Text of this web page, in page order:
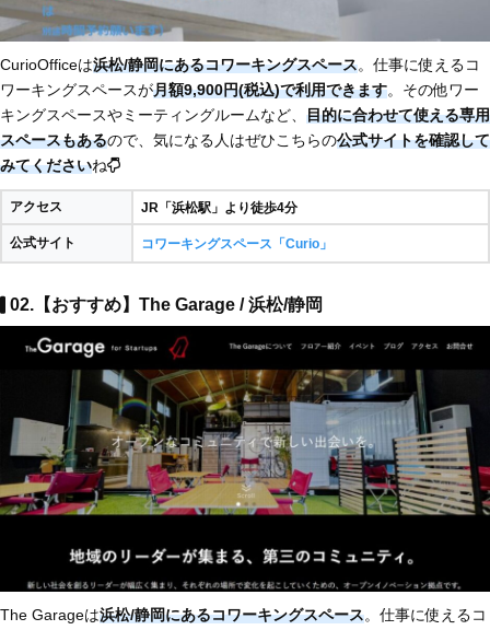
CurioOfficeは浜松/静岡にあるコワーキングスペース。仕事に使えるコ
ワーキングスペースが月額9,900円(税込)で利用できます。その他ワー
キングスペースやミーティングルームなど、 目的に合わせて使える専用
スペースもあるので、気になる人はぜひこちらの公式サイトを確認して
みてくださいね
アクセス JR「浜松駅」より徒歩4分
公式サイト コワーキングスペース「Curio」
02.【おすすめ】The Garage / 浜松/静岡
The Garageは浜松/静岡にあるコワーキングスペース。仕事に使えるコ